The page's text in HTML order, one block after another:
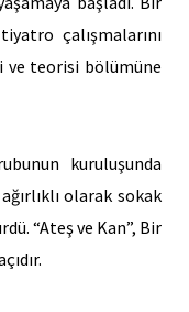
çalışmalarını
ve teorisi bölümüne
kuruluşunda
olarak sokak
“Ateş ve Kan”, Bir